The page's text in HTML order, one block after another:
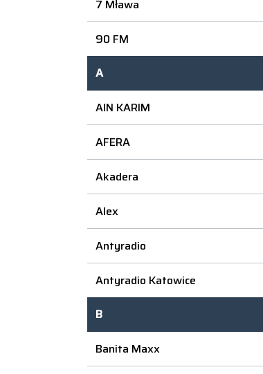
7 Mława
90 FM
A
AIN KARIM
AFERA
Akadera
Alex
Antyradio
Antyradio Katowice
B
Banita Maxx